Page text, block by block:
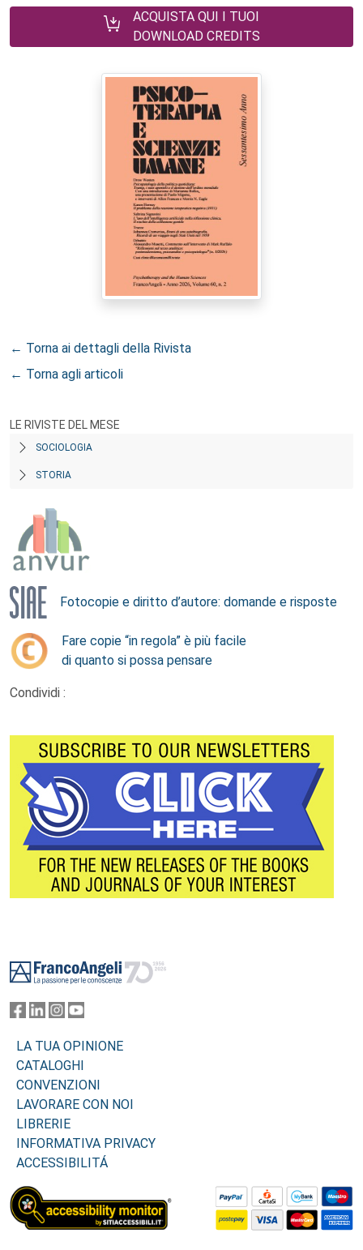
ACQUISTA QUI I TUOI
DOWNLOAD CREDITS
← Torna ai dettagli della Rivista
← Torna agli articoli
LE RIVISTE DEL MESE
SOCIOLOGIA
STORIA
Fotocopie e diritto d’autore: domande e risposte
Fare copie “in regola” è più facile
di quanto si possa pensare
Condividi :
LA TUA OPINIONE
CATALOGHI
CONVENZIONI
LAVORARE CON NOI
LIBRERIE
INFORMATIVA PRIVACY
ACCESSIBILITÁ